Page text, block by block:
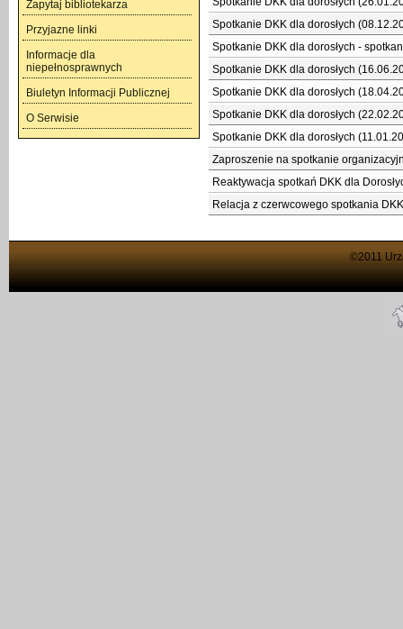
Zapytaj bibliotekarza
Przyjazne linki
Informacje dla
niepełnosprawnych
Biuletyn Informacji Publicznej
O Serwisie
Spotkanie DKK dla dorosłych
Spotkanie DKK dla dorosłych -
Spotkanie DKK dla dorosłych
Spotkanie DKK dla dorosłych
Spotkanie DKK dla dorosłych
Spotkanie DKK dla dorosłych
Zaproszenie na spotkanie
Reaktywacja spotkań DKK dla
Relacja z czerwcowego spotkania
©2011